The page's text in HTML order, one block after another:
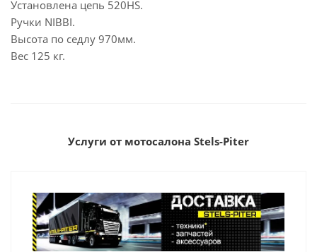
Установлена цепь 520HS.
Ручки NIBBI.
Высота по седлу 970мм.
Вес 125 кг.
Услуги от мотосалона Stels-Piter